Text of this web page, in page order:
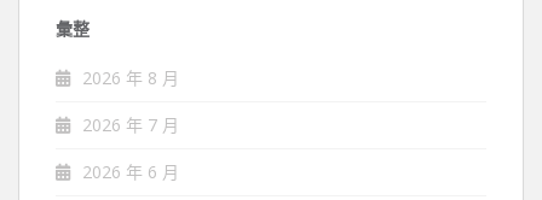
彙整
2026 年 8 月
2026 年 7 月
2026 年 6 月